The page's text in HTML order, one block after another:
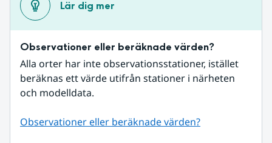
Lär dig mer
Observationer eller beräknade värden?
Alla orter har inte observationsstationer, istället
beräknas ett värde utifrån stationer i närheten
och modelldata.
Observationer eller beräknade värden?